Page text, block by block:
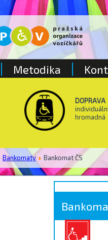
DOPRAVA
hromadná
Bankomaty Bankomat ČS
Metodika